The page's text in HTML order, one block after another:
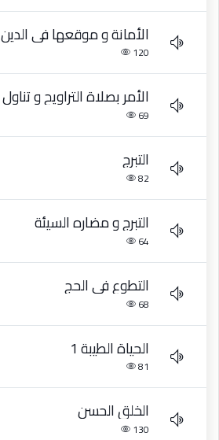
الأمانة و موقعها في الدين
120
الأمر بصلاة التراويح و
69
التبرج
82
التبرج و مضاره السيئة
64
التطوع في الحج
68
الحياة الطيبة 1
81
الخلق الحسن
130